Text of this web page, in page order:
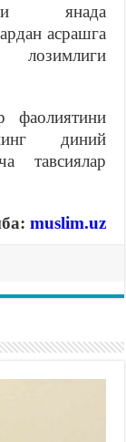
янада
асрашга
фаолиятини
диний
тавсиялар
muslim.uz